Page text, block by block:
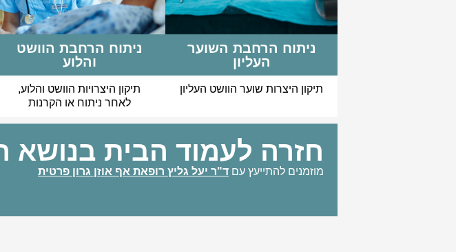
ניתוח הרחבת השוער
העליון
תיקון היצרות שוער הוושט העליון
ניתוח הרחבת הוושט
והלוע
תיקון היצרויות הוושט והלוע,
לאחר ניתוח או הקרנות
חזרה לעמוד הבית בנושא
מוזמנים להתייעץ עם ד"ר יעל גליץ רופאת אף אוזן גרון פרטית